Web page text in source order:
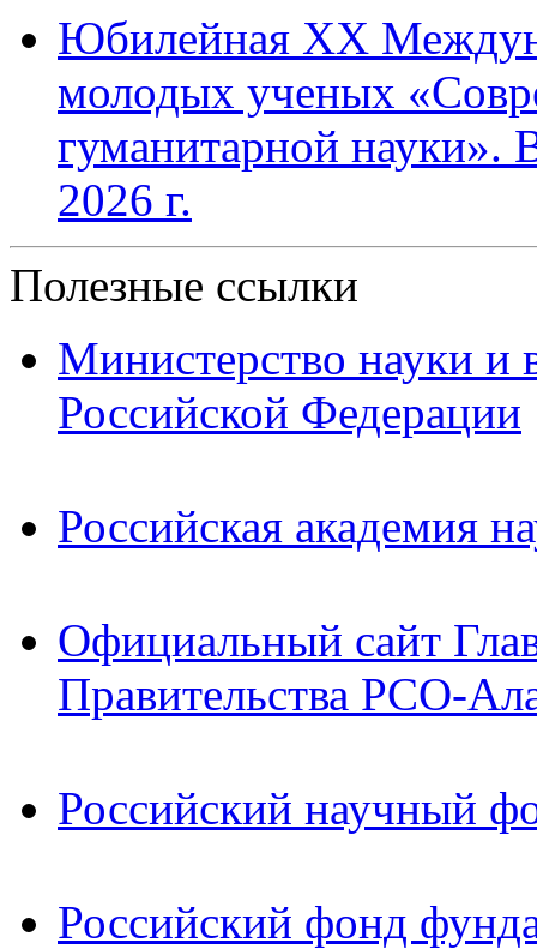
Юбилейная XХ
молодых ученых
гуманитарной науки».
2026 г.
Полезные ссылки
Министерство науки и
Российской Федерации
Российская академия
Официальный сайт
Правительства РСО-
Российский научный
Российский фонд